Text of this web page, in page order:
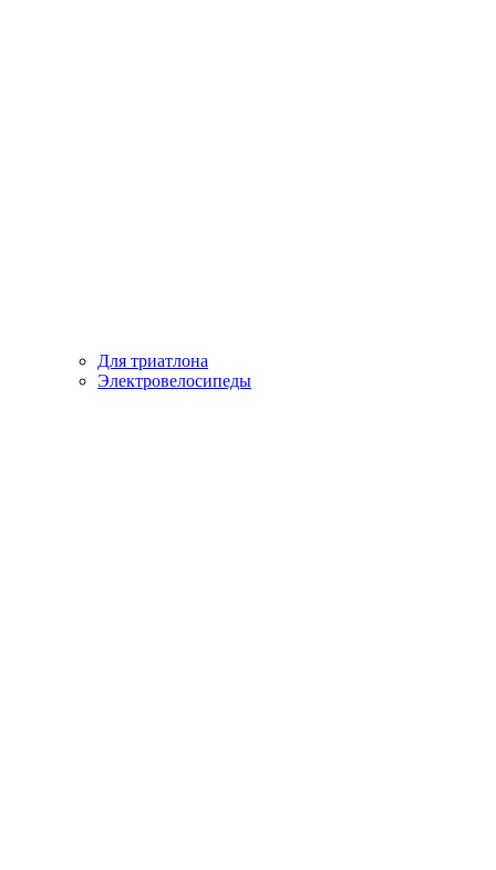
Для триатлона
Электровелосипеды